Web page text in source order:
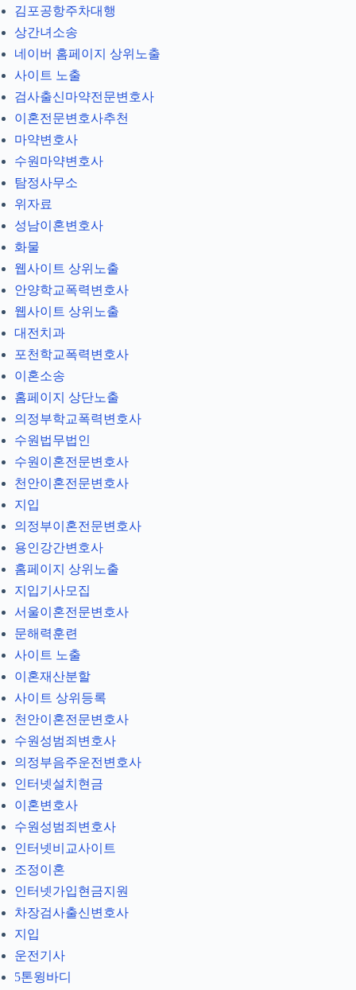
김포공항주차대행
상간녀소송
네이버 홈페이지 상위노출
사이트 노출
검사출신마약전문변호사
이혼전문변호사추천
마약변호사
수원마약변호사
탐정사무소
위자료
성남이혼변호사
화물
웹사이트 상위노출
안양학교폭력변호사
웹사이트 상위노출
대전치과
포천학교폭력변호사
이혼소송
홈페이지 상단노출
의정부학교폭력변호사
수원법무법인
수원이혼전문변호사
천안이혼전문변호사
지입
의정부이혼전문변호사
용인강간변호사
홈페이지 상위노출
지입기사모집
서울이혼전문변호사
문해력훈련
사이트 노출
이혼재산분할
사이트 상위등록
천안이혼전문변호사
수원성범죄변호사
의정부음주운전변호사
인터넷설치현금
이혼변호사
수원성범죄변호사
인터넷비교사이트
조정이혼
인터넷가입현금지원
차장검사출신변호사
지입
운전기사
5톤윙바디